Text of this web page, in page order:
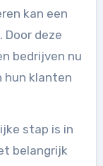
kan een
deze
bedrijven nu
hun klanten
stap is in
belangrijk